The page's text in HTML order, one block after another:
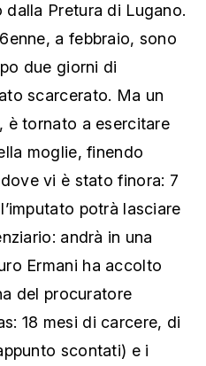
Pretura di Lugano.
a febbraio, sono
due giorni di
scarcerato. Ma un
è tornato a esercitare
moglie, finendo
vi è stato finora: 7
potrà lasciare
andrà in una
Ermani ha accolto
del procuratore
18 mesi di carcere, di
scontati) e i